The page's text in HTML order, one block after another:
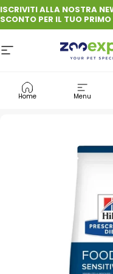
Vai direttamente ai
ISCRIVITI ALLA NOSTRA
SCONTO PER IL TUO
Navigazione del sito
zooexpert
Home Menu
CANECIBO PER CANE:
CROCCHETTE DIETETICHE